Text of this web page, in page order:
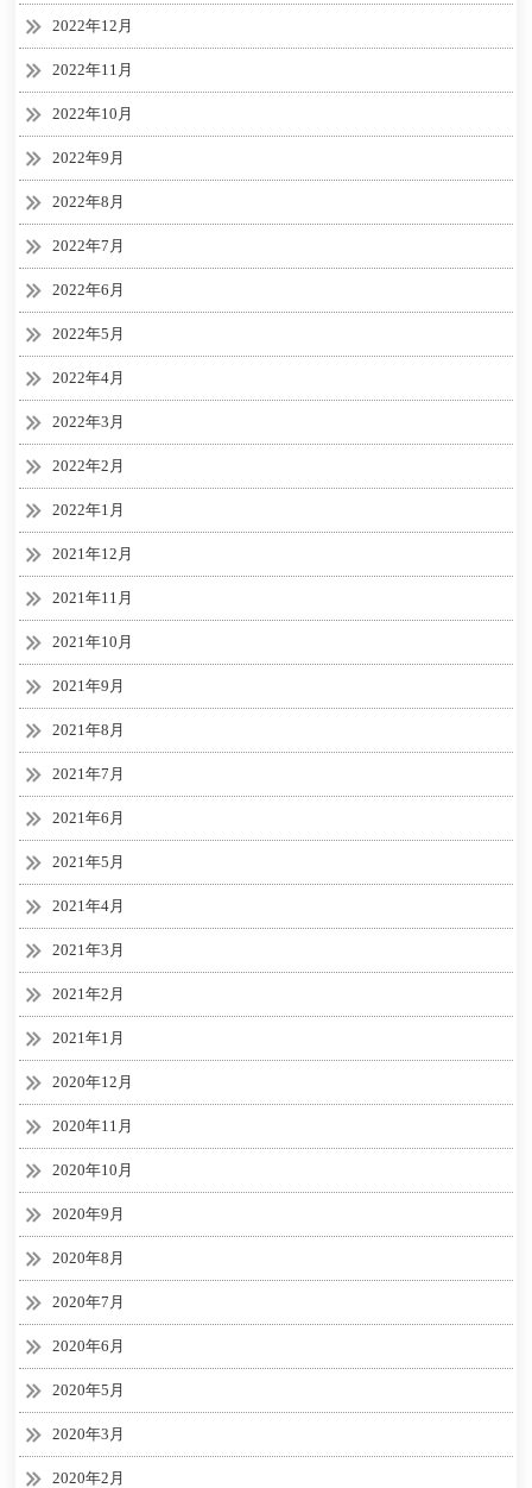
2022年12月
2022年11月
2022年10月
2022年9月
2022年8月
2022年7月
2022年6月
2022年5月
2022年4月
2022年3月
2022年2月
2022年1月
2021年12月
2021年11月
2021年10月
2021年9月
2021年8月
2021年7月
2021年6月
2021年5月
2021年4月
2021年3月
2021年2月
2021年1月
2020年12月
2020年11月
2020年10月
2020年9月
2020年8月
2020年7月
2020年6月
2020年5月
2020年3月
2020年2月